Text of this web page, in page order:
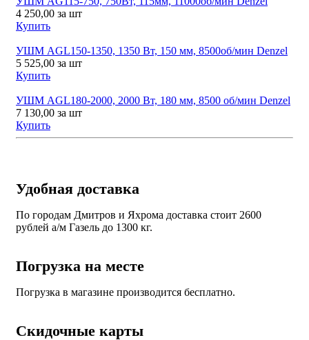
4 250,00 за шт
Купить
УШМ AGL150-1350, 1350 Вт, 150 мм, 8500об/мин Denzel
5 525,00 за шт
Купить
УШМ AGL180-2000, 2000 Вт, 180 мм, 8500 об/мин Denzel
7 130,00 за шт
Купить
Удобная доставка
По городам Дмитров и Яхрома доставка стоит 2600
рублей а/м Газель до 1300 кг.
Погрузка на месте
Погрузка в магазине производится бесплатно.
Скидочные карты